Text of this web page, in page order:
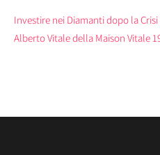
Investire nei Diamanti dopo la
Alberto Vitale della Maison Vitale